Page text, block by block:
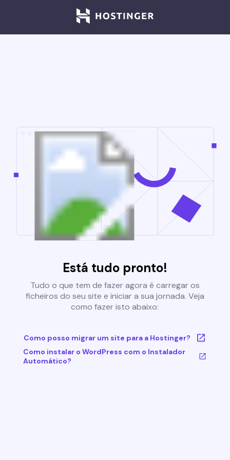
Está tudo pronto!
Tudo o que tem de fazer agora é carregar os
ficheiros do seu site e iniciar a sua jornada. Veja
como fazer isto abaixo:
Como posso migrar um site para a Hostinger?
Como instalar o WordPress com o Instalador
Automático?